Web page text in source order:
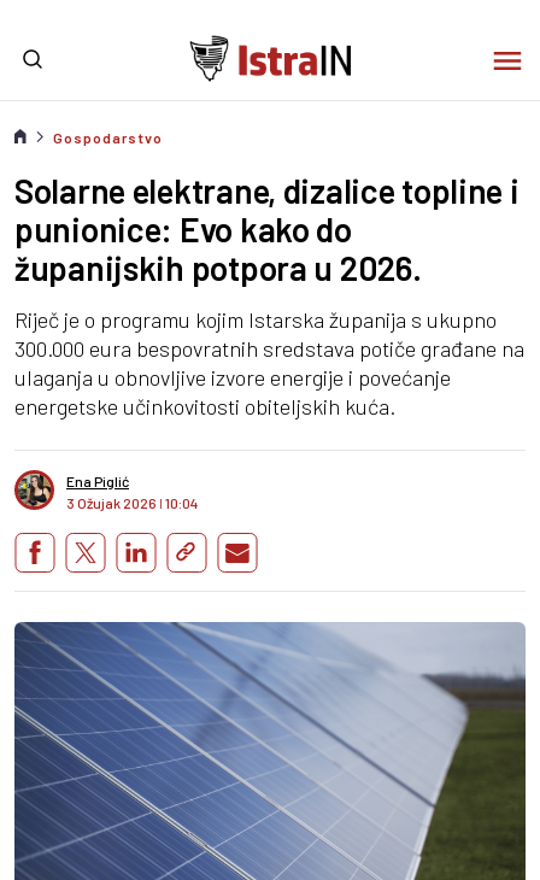
Gospodarstvo
Solarne elektrane, dizalice topline i
punionice: Evo kako do
županijskih potpora u 2026.
Riječ je o programu kojim Istarska županija s ukupno
300.000 eura bespovratnih sredstava potiče građane na
ulaganja u obnovljive izvore energije i povećanje
energetske učinkovitosti obiteljskih kuća.
Ena Piglić
3 Ožujak 2026 I 10:04